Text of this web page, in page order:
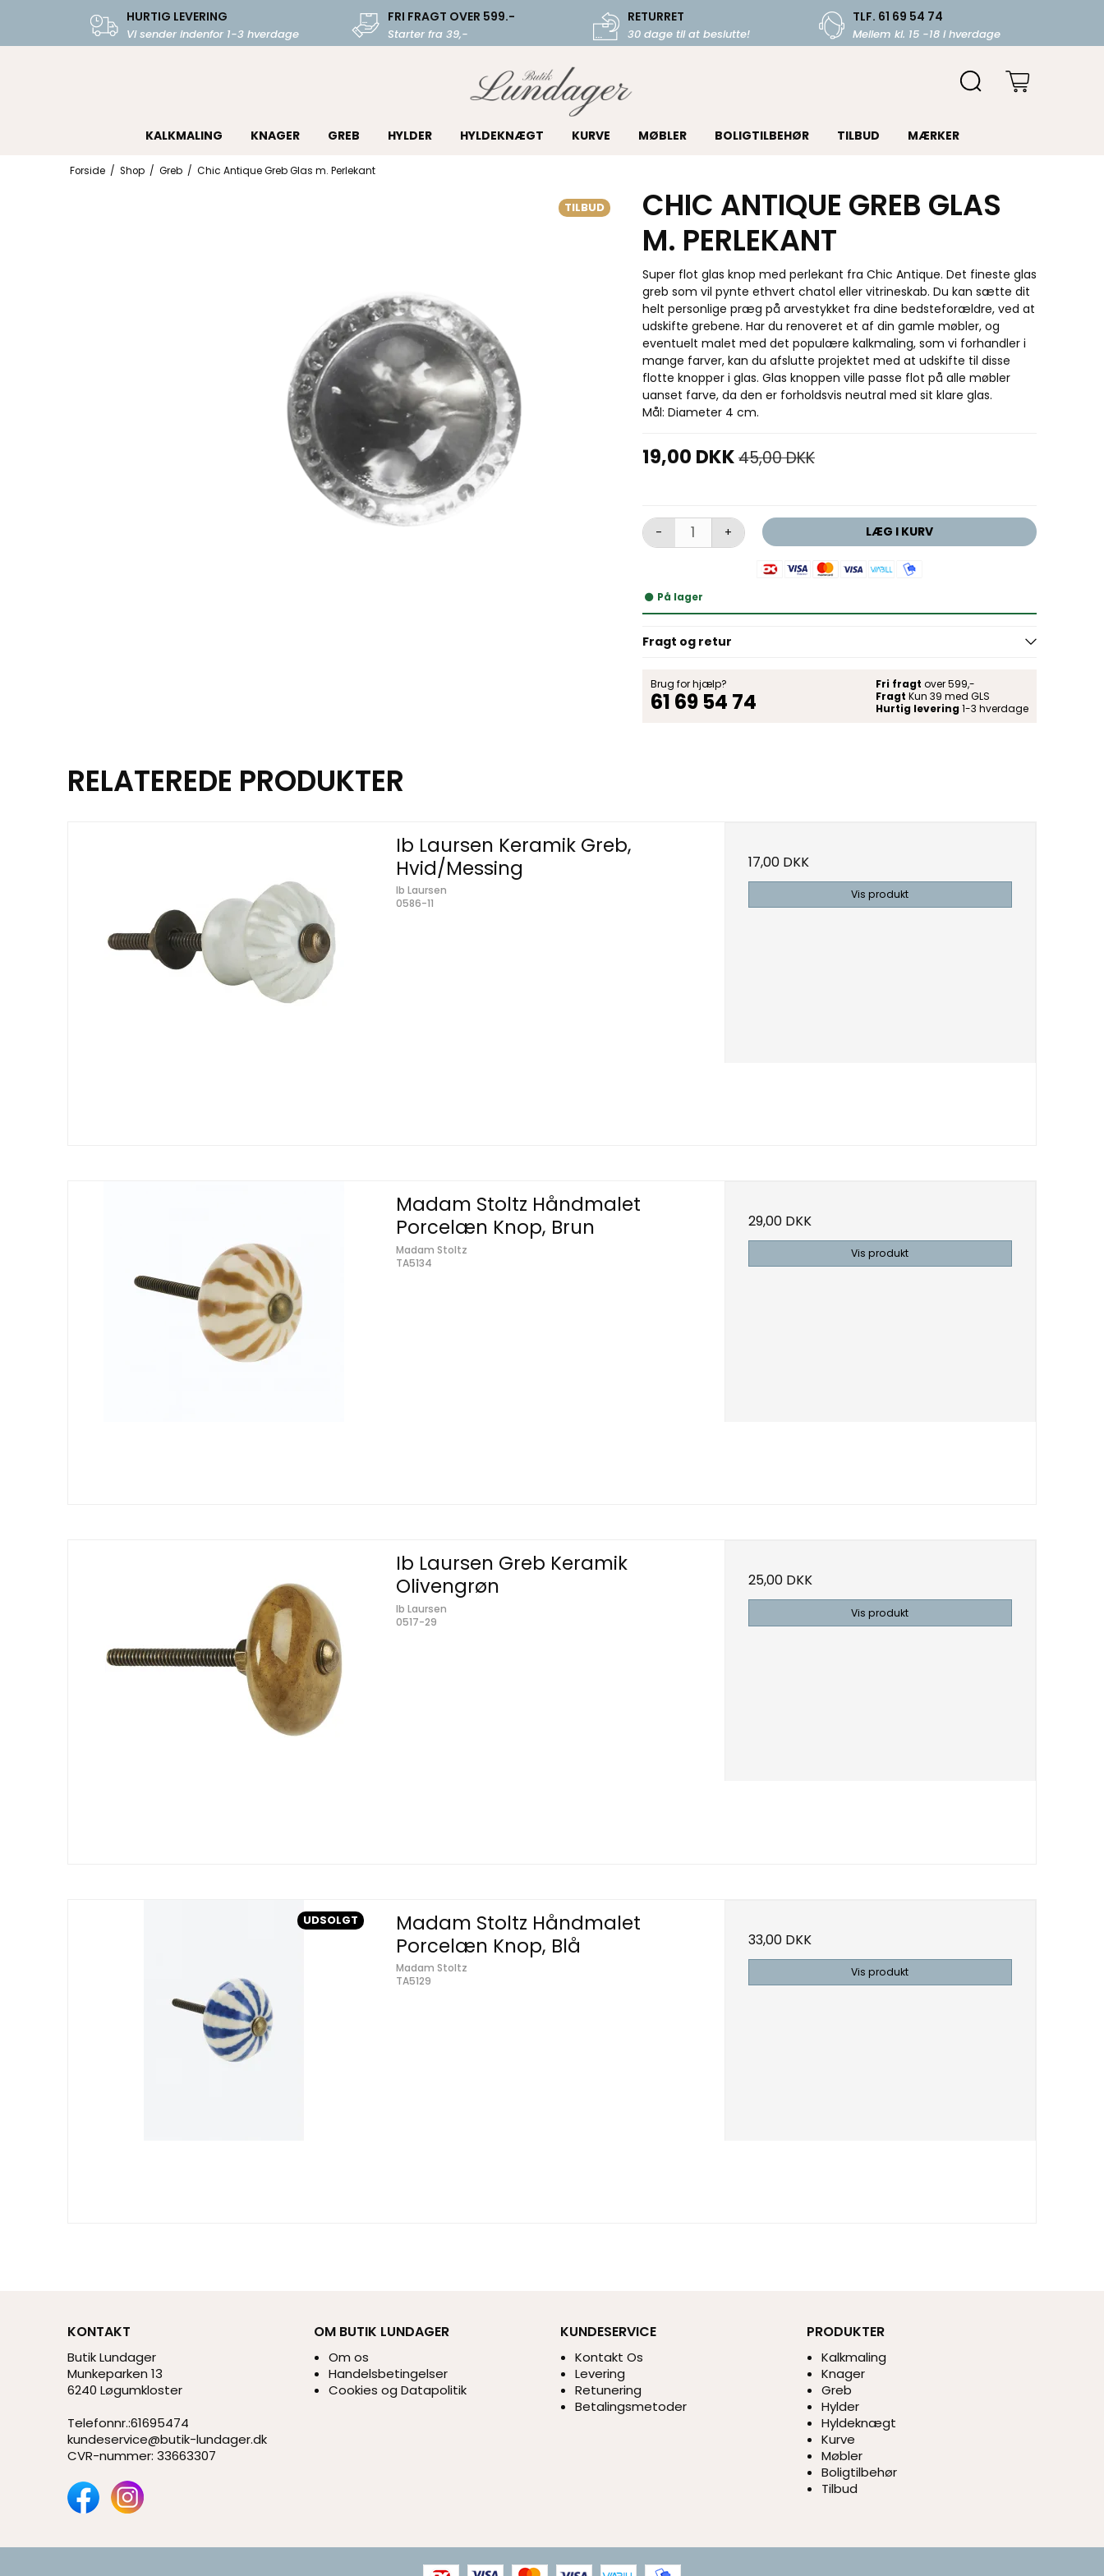
HURTIG LEVERING
Vi sender indenfor 1-3 hverdage
FRI FRAGT OVER 599.-
Starter fra 39,-
RETURRET
30 dage til at beslutte!
TLF. 61 69 54 74
Mellem kl. 15 -18 i hverdage
KALKMALING KNAGER GREB HYLDER HYLDEKNÆGT KURVE MØBLER BOLIGTILBEHØR TILBUD MÆRKER
Forside / Shop / Greb / Chic Antique Greb Glas m. Perlekant
TILBUD
CHIC ANTIQUE GREB GLAS
M. PERLEKANT
Super flot glas knop med perlekant fra Chic Antique. Det fineste glas
greb som vil pynte ethvert chatol eller vitrineskab. Du kan sætte dit
helt personlige præg på arvestykket fra dine bedsteforældre, ved at
udskifte grebene. Har du renoveret et af din gamle møbler, og
eventuelt malet med det populære kalkmaling, som vi forhandler i
mange farver, kan du afslutte projektet med at udskifte til disse
flotte knopper i glas. Glas knoppen ville passe flot på alle møbler
uanset farve, da den er forholdsvis neutral med sit klare glas.
Mål: Diameter 4 cm.
19,00 DKK45,00 DKK
- + LÆG I KURV
På lager
Fragt og retur
Brug for hjælp?
61 69 54 74
Fri fragt over 599,-
Fragt Kun 39 med GLS
Hurtig levering 1-3 hverdage
RELATEREDE PRODUKTER
Ib Laursen Keramik Greb,
Hvid/Messing
Ib Laursen
0586-11
17,00 DKK
Vis produkt
Madam Stoltz Håndmalet
Porcelæn Knop, Brun
Madam Stoltz
TA5134
29,00 DKK
Vis produkt
Ib Laursen Greb Keramik
Olivengrøn
Ib Laursen
0517-29
25,00 DKK
Vis produkt
UDSOLGT
Madam Stoltz Håndmalet
Porcelæn Knop, Blå
Madam Stoltz
TA5129
33,00 DKK
Vis produkt
KONTAKT
Butik Lundager
Munkeparken 13
6240 Løgumkloster
Telefonnr.:61695474
kundeservice@butik-lundager.dk
CVR-nummer: 33663307
OM BUTIK LUNDAGER
Om os
Handelsbetingelser
Cookies og Datapolitik
KUNDESERVICE
Kontakt Os
Levering
Retunering
Betalingsmetoder
PRODUKTER
Kalkmaling
Knager
Greb
Hylder
Hyldeknægt
Kurve
Møbler
Boligtilbehør
Tilbud